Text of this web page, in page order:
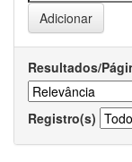
Resultados/
Registro(s)